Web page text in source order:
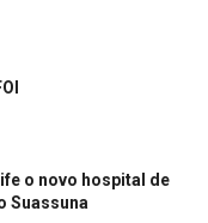
o novo hospital de
Suassuna